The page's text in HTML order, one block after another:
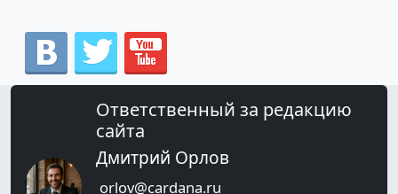
Ответственный за редакцию
сайта
Дмитрий Орлов
orlov@cardana.ru